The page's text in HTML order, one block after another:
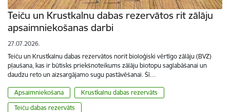
Teiču un Krustkalnu dabas rezervātos rit zālāju
apsaimniekošanas darbi
27.07.2026.
Teiču un Krustkalnu dabas rezervātos norit bioloģiski vērtīgo zālāju (BVZ)
pļaušana, kas ir būtisks priekšnoteikums zālāju biotopu saglabāšanai un
daudzu reto un aizsargājamo sugu pastāvēšanai. Šī…
Apsaimniekošana
Krustkalnu dabas rezervāts
Teiču dabas rezervāts